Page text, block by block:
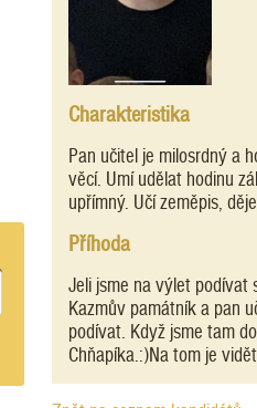
Charakteristika
Pan učitel je milosrdný a
věcí. Umí udělat hodinu
upřímný. Učí zeměpis,
Příhoda
Jeli jsme na výlet podívat
Kazmův památník a pan
podívat. Když jsme tam
Chňapíka.:)Na tom je